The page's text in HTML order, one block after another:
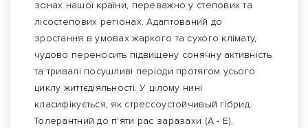
зонах нашої країни, переважно у степових та
лісостепових регіонах. Адаптований до
зростання в умовах жаркого та сухого клімату,
чудово переносить підвищену сонячну активність
та тривалі посушливі періоди протягом усього
циклу життєдіяльності. У цілому нині
класифікується, як стрессоустойчивый гібрид.
Толерантний до п'яти рас заразахи (А - Е),